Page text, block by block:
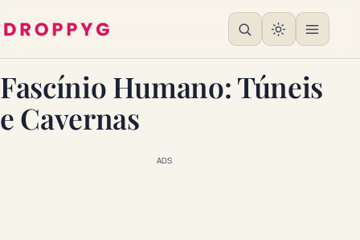
Fascínio Humano: Túneis
e Cavernas
ADS